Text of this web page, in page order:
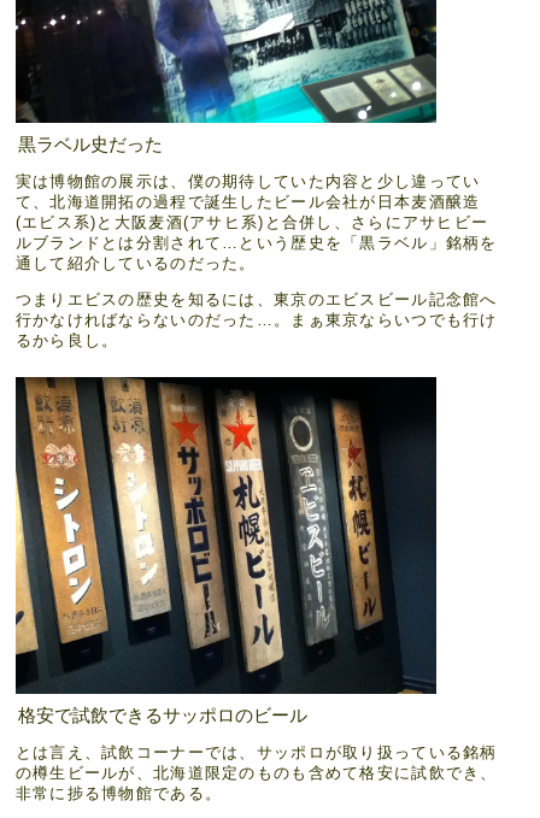
黒ラベル史だった
実は博物館の展示は、僕の期待していた内容と少し違ってい
て、北海道開拓の過程で誕生したビール会社が日本麦酒醸造
(エビス系)と大阪麦酒(アサヒ系)と合併し、さらにアサヒビー
ルブランドとは分割されて…という歴史を「黒ラベル」銘柄を
通して紹介しているのだった。
つまりエビスの歴史を知るには、東京のエビスビール記念館へ
行かなければならないのだった…。まぁ東京ならいつでも行け
るから良し。
格安で試飲できるサッポロのビール
とは言え、試飲コーナーでは、サッポロが取り扱っている銘柄
の樽生ビールが、北海道限定のものも含めて格安に試飲でき、
非常に捗る博物館である。